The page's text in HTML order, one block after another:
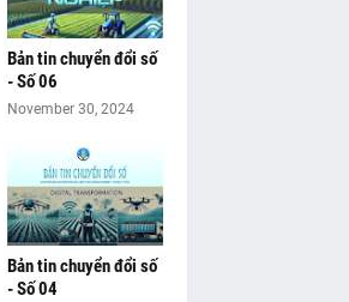
Bản tin chuyển đổi số
- Số 06
November 30, 2024
Bản tin chuyển đổi số
- Số 04